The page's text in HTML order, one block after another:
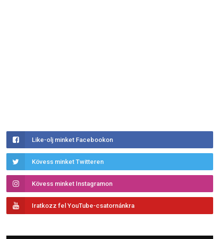
Like-olj minket Facebookon
Kövess minket Twitteren
Kövess minket Instagramon
Iratkozz fel YouTube-csatornánkra